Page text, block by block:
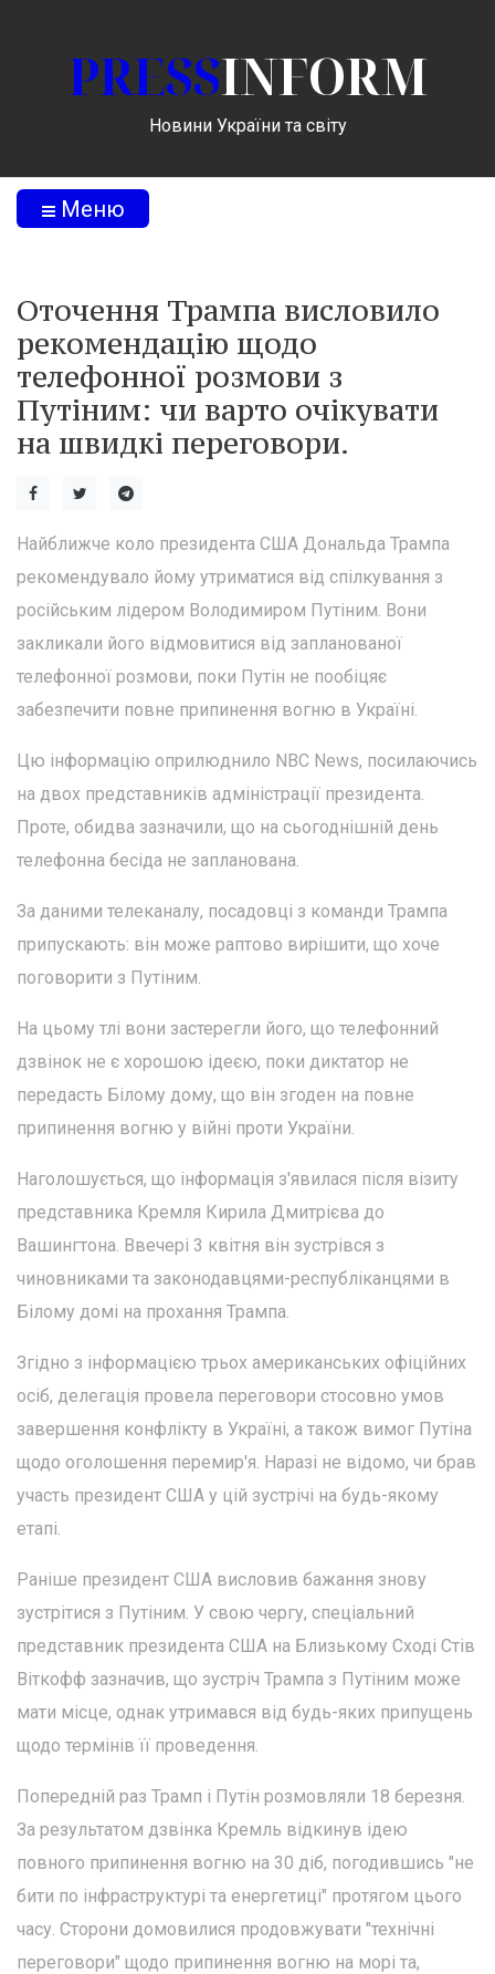
PRESSINFORM
Новини України та світу
Меню
Оточення Трампа висловило
рекомендацію щодо
телефонної розмови з
Путіним: чи варто очікувати
на швидкі переговори.
Найближче коло президента США Дональда Трампа
рекомендувало йому утриматися від спілкування з
російським лідером Володимиром Путіним. Вони
закликали його відмовитися від запланованої
телефонної розмови, поки Путін не пообіцяє
забезпечити повне припинення вогню в Україні.
Цю інформацію оприлюднило NBC News, посилаючись
на двох представників адміністрації президента.
Проте, обидва зазначили, що на сьогоднішній день
телефонна бесіда не запланована.
За даними телеканалу, посадовці з команди Трампа
припускають: він може раптово вирішити, що хоче
поговорити з Путіним.
На цьому тлі вони застерегли його, що телефонний
дзвінок не є хорошою ідеєю, поки диктатор не
передасть Білому дому, що він згоден на повне
припинення вогню у війні проти України.
Наголошується, що інформація з'явилася після візиту
представника Кремля Кирила Дмитрієва до
Вашингтона. Ввечері 3 квітня він зустрівся з
чиновниками та законодавцями-республіканцями в
Білому домі на прохання Трампа.
Згідно з інформацією трьох американських офіційних
осіб, делегація провела переговори стосовно умов
завершення конфлікту в Україні, а також вимог Путіна
щодо оголошення перемир'я. Наразі не відомо, чи брав
участь президент США у цій зустрічі на будь-якому
етапі.
Раніше президент США висловив бажання знову
зустрітися з Путіним. У свою чергу, спеціальний
представник президента США на Близькому Сході Стів
Віткофф зазначив, що зустріч Трампа з Путіним може
мати місце, однак утримався від будь-яких припущень
щодо термінів її проведення.
Попередній раз Трамп і Путін розмовляли 18 березня.
За результатом дзвінка Кремль відкинув ідею
повного припинення вогню на 30 діб, погодившись "не
бити по інфраструктурі та енергетиці" протягом цього
часу. Сторони домовилися продовжувати "технічні
переговори" щодо припинення вогню на морі та,